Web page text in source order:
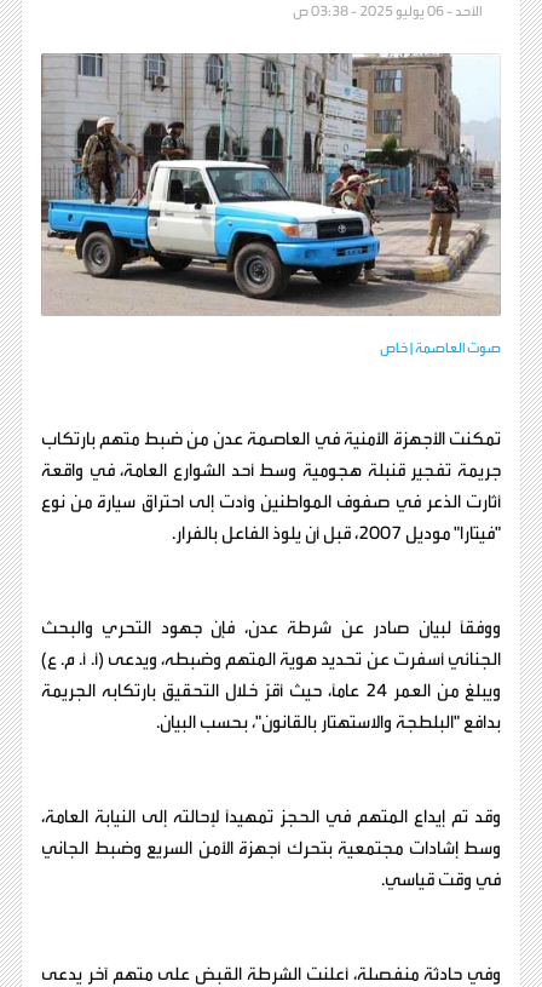
الأحد - 06 يوليو 2025 - 03:38 ص
صوت العاصمة | خاص
تمكنت الأجهزة الأمنية في العاصمة عدن من ضبط متهم بارتكاب
جريمة تفجير قنبلة هجومية وسط أحد الشوارع العامة، في واقعة
أثارت الذعر في صفوف المواطنين وأدت إلى احتراق سيارة من نوع
"فيتارا" موديل 2007، قبل أن يلوذ الفاعل بالفرار.
ووفقًا لبيان صادر عن شرطة عدن، فإن جهود التحري والبحث
الجنائي أسفرت عن تحديد هوية المتهم وضبطه، ويدعى (أ. أ. م. ع)
ويبلغ من العمر 24 عامًا، حيث أقرّ خلال التحقيق بارتكابه الجريمة
بدافع "البلطجة والاستهتار بالقانون"، بحسب البيان.
وقد تم إيداع المتهم في الحجز تمهيدًا لإحالته إلى النيابة العامة،
وسط إشادات مجتمعية بتحرك أجهزة الأمن السريع وضبط الجاني
في وقت قياسي.
وفي حادثة منفصلة، أعلنت الشرطة القبض على متهم آخر يدعى